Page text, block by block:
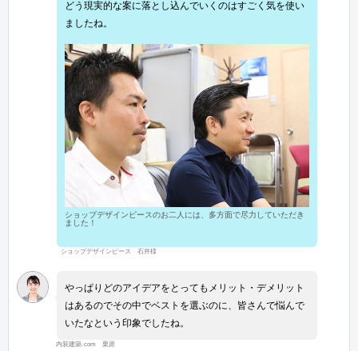
どう現実的な案に落とし込んでいくのはすごく気を使い
ましたね。
ショップデザインピースのお二人には、多方面で尽力していただき
ました！
ショップデザインピース 石井様
やっぱりどのアイデアをとってもメリット・デメリット
はあるのでその中でベストを選ぶのに、皆さんで悩んで
いたなという印象でしたね。
内装建築.com 栗原